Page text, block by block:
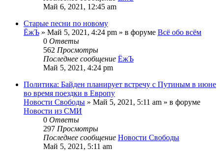
Май 6, 2021, 12:45 am
Старые песни по новому
ЁжЪ » Май 5, 2021, 4:24 pm » в форуме Всё обо всём
0 Ответы
562 Просмотры
Последнее сообщение ЁжЪ
Май 5, 2021, 4:24 pm
Политика: Байден планирует встречу с Путиным в июне
во время поездки в Европу
Новости Свободы » Май 5, 2021, 5:11 am » в форуме
Новости из СМИ
0 Ответы
297 Просмотры
Последнее сообщение Новости Свободы
Май 5, 2021, 5:11 am